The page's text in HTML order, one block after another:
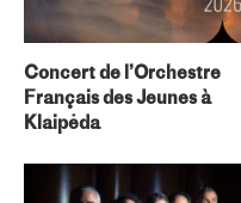
Concert de l’Orchestre
Français des Jeunes à
Klaipėda